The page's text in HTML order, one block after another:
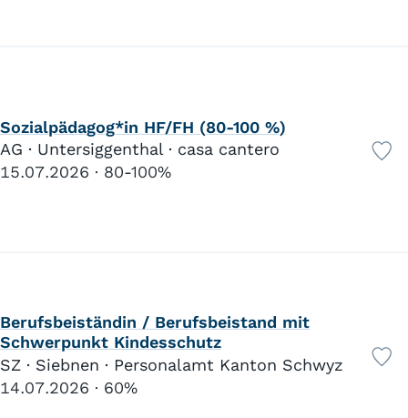
Sozialpädagog*in HF/FH (80-100 %)
AG · Untersiggenthal · casa cantero
15.07.2026
80-100%
Berufsbeiständin / Berufsbeistand mit
Schwerpunkt Kindesschutz
SZ · Siebnen · Personalamt Kanton Schwyz
14.07.2026
60%